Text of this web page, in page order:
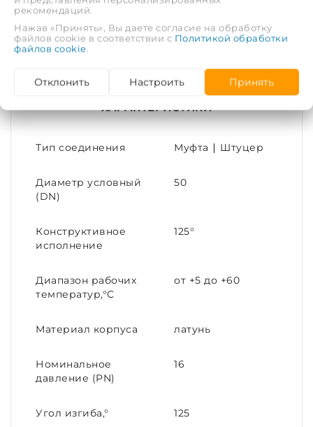
Состав поставки:
Паспорт - 1 шт./партия
ХАРАКТЕРИСТИКИ
Тип соединения Муфта ∣ Штуцер
Диаметр условный
(DN)
50
Конструктивное
исполнение
125°
Диапазон рабочих
температур,°С
от +5 до +60
Материал корпуса латунь
Номинальное
давление (PN)
16
Угол изгиба,° 125
рекомендаций.
Нажав «Принять», Вы даете согласие на обработку
файлов cookie в соответствии с Политикой обработки
файлов cookie
Отклонить Настроить Принять